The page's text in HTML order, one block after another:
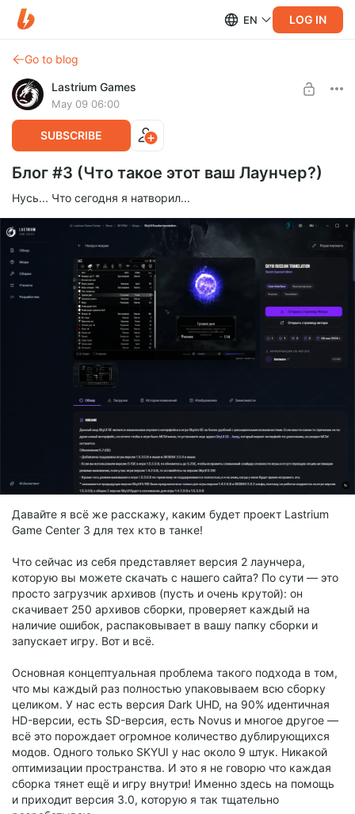
EN LOG IN
Go to blog
Lastrium Games
May 09 06:00
SUBSCRIBE
Блог #3 (Что такое этот ваш Лаунчер?)
Нусь... Что сегодня я натворил...
Давайте я всё же расскажу, каким будет проект Lastrium
Game Center 3 для тех кто в танке!
Что сейчас из себя представляет версия 2 лаунчера,
которую вы можете скачать с нашего сайта? По сути — это
просто загрузчик архивов (пусть и очень крутой): он
скачивает 250 архивов сборки, проверяет каждый на
наличие ошибок, распаковывает в вашу папку сборки и
запускает игру. Вот и всё.
Основная концептуальная проблема такого подхода в том,
что мы каждый раз полностью упаковываем всю сборку
целиком. У нас есть версия Dark UHD, на 90% идентичная
HD-версии, есть SD-версия, есть Novus и многое другое —
всё это порождает огромное количество дублирующихся
модов. Одного только SKYUI у нас около 9 штук. Никакой
оптимизации пространства. И это я не говорю что каждая
сборка тянет ещё и игру внутри! Именно здесь на помощь
и приходит версия 3.0, которую я так тщательно